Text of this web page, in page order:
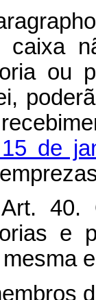
caixa
ou
de
Art. 40.
e
do